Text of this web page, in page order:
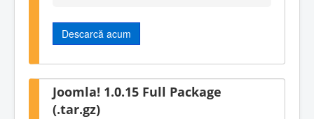
Descarcă acum
Joomla! 1.0.15 Full Package
(.tar.gz)